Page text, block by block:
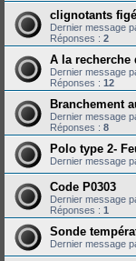
clignotants
Dernier message
Réponses : 2
A la
Dernier message
Réponses : 12
Branchement
Dernier message
Réponses : 8
Polo type 2-
Dernier message
Code P0303
Dernier message
Réponses : 1
Sonde
Dernier message